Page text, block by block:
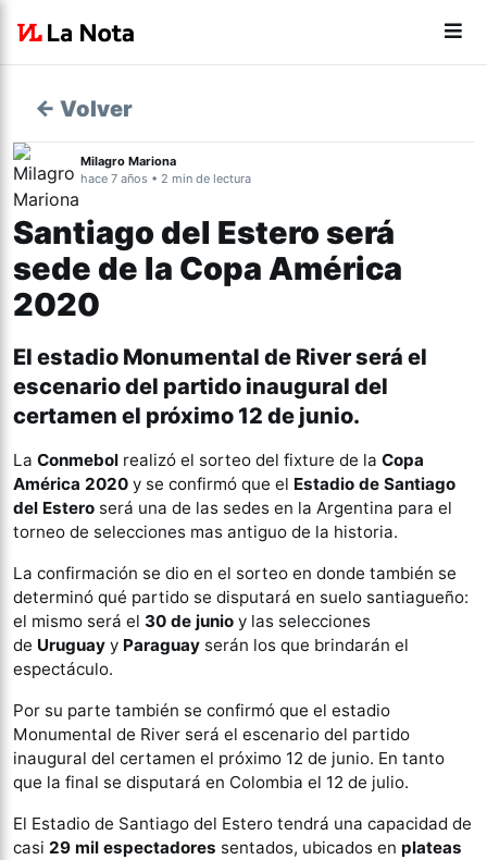
← Volver
Milagro Mariona
hace 7 años • 2 min de lectura
Santiago del Estero será
sede de la Copa América
2020
El estadio Monumental de River será el
escenario del partido inaugural del
certamen el próximo 12 de junio.
La Conmebol realizó el sorteo del fixture de la Copa
América 2020 y se confirmó que el Estadio de Santiago
del Estero será una de las sedes en la Argentina para el
torneo de selecciones mas antiguo de la historia.
La confirmación se dio en el sorteo en donde también se
determinó qué partido se disputará en suelo santiagueño:
el mismo será el 30 de junio y las selecciones
de Uruguay y Paraguay serán los que brindarán el
espectáculo.
Por su parte también se confirmó que el estadio
Monumental de River será el escenario del partido
inaugural del certamen el próximo 12 de junio. En tanto
que la final se disputará en Colombia el 12 de julio.
El Estadio de Santiago del Estero tendrá una capacidad de
casi 29 mil espectadores sentados, ubicados en plateas